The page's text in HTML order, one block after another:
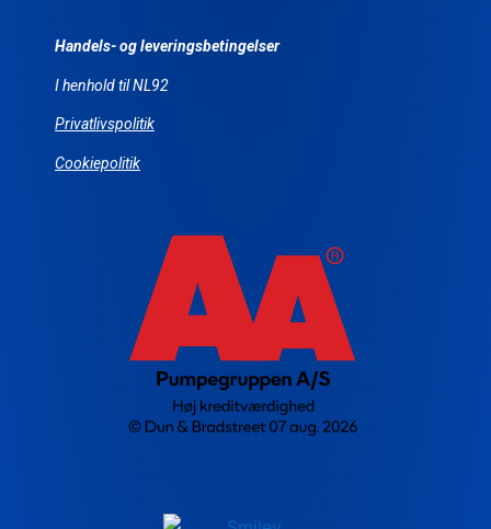
Handels- og leveringsbetingelser
I henhold til NL92
Privatlivspolitik
Cookiepolitik